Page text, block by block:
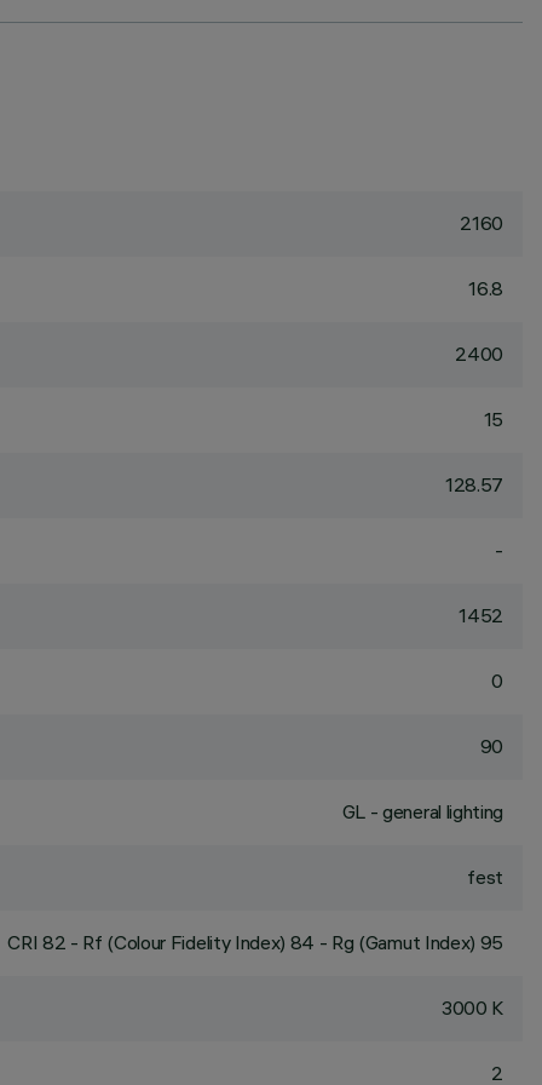
2160
16.8
2400
15
128.57
-
1452
0
90
GL - general lighting
fest
CRI 82 - Rf (Colour Fidelity Index) 84 - Rg (Gamut Index) 95
3000 K
2